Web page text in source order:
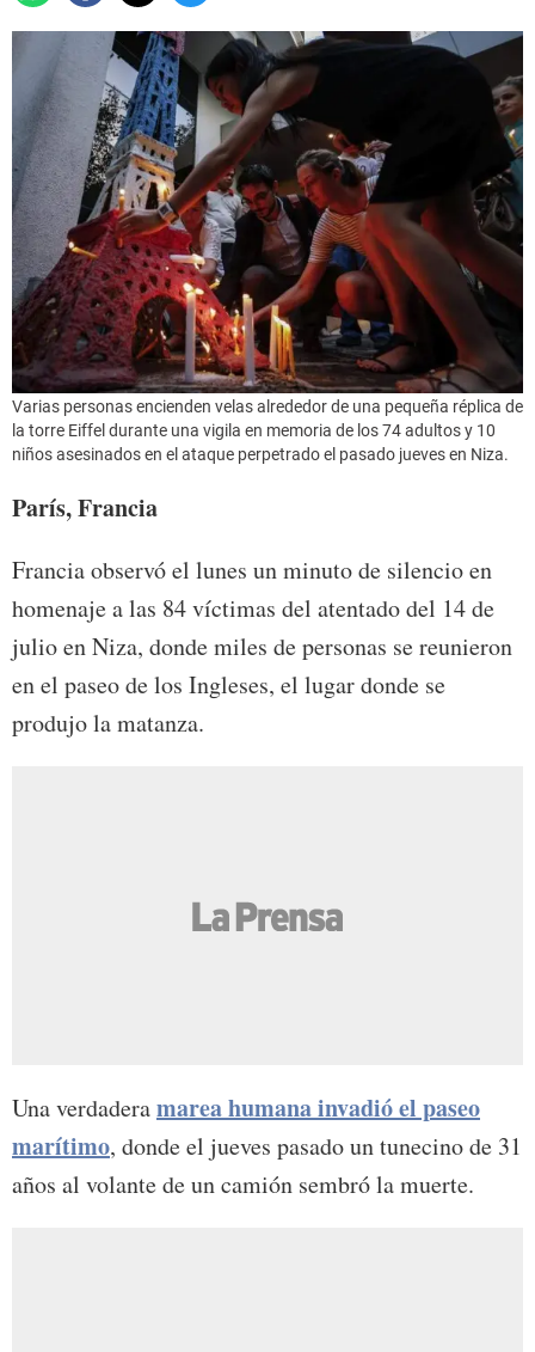
Varias personas encienden velas alrededor de una pequeña réplica de
la torre Eiffel durante una vigila en memoria de los 74 adultos y 10
niños asesinados en el ataque perpetrado el pasado jueves en Niza.
París, Francia
Francia observó el lunes un minuto de silencio en
homenaje a las 84 víctimas del atentado del 14 de
julio en Niza, donde miles de personas se reunieron
en el paseo de los Ingleses, el lugar donde se
produjo la matanza.
Una verdaderamarea humana invadió el paseo
marítimo, donde el jueves pasado un tunecino de 31
años al volante de un camión sembró la muerte.